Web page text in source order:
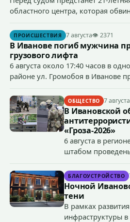
областного центра, которая
сумму более 4,4 млн рублей через
ПРОИСШЕСТВИЯ 7 августа👁 2371
В Иванове погиб мужчина
грузового лифта
6 августа около 17:40 часов в
районе ул. Громобоя в Иванове
ОБЩЕСТВО 7 августа
В Ивановской
«Гроза-2026»
6 августа в
штабом
органов
«Гроза-2026».
БЛАГОУСТРОЙСТВО
Ночной
тени
В рамках
инфраструктуры в